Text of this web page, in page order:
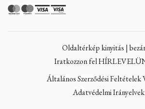
Oldaltérkép kinyitás |
Iratkozzon fel
Általános Szerződési Feltételek
Adatvédelmi Irányelvek